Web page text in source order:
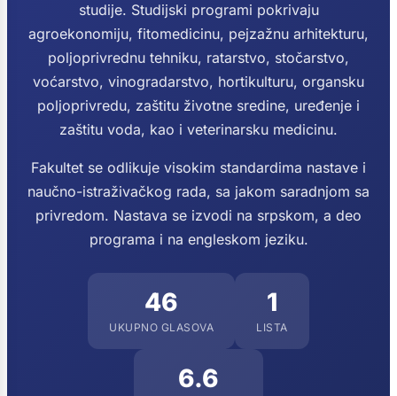
studije. Studijski programi pokrivaju
agroekonomiju, fitomedicinu, pejzažnu arhitekturu,
poljoprivrednu tehniku, ratarstvo, stočarstvo,
voćarstvo, vinogradarstvo, hortikulturu, organsku
poljoprivredu, zaštitu životne sredine, uređenje i
zaštitu voda, kao i veterinarsku medicinu.
Fakultet se odlikuje visokim standardima nastave i
naučno-istraživačkog rada, sa jakom saradnjom sa
privredom. Nastava se izvodi na srpskom, a deo
programa i na engleskom jeziku.
46
UKUPNO GLASOVA
1
LISTA
6.6